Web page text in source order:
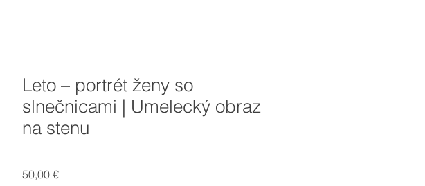
Leto – portrét ženy so
slnečnicami | Umelecký obraz
na stenu
50,00 €Price